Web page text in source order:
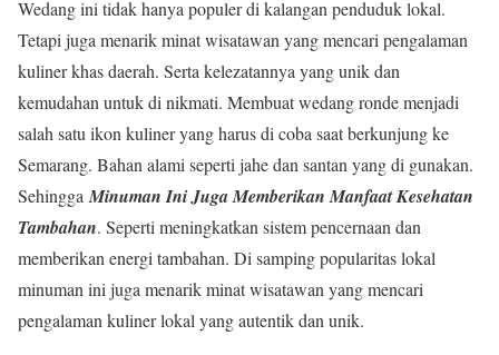
Wedang ini tidak hanya populer di kalangan penduduk lokal.
Tetapi juga menarik minat wisatawan yang mencari pengalaman
kuliner khas daerah. Serta kelezatannya yang unik dan
kemudahan untuk di nikmati. Membuat wedang ronde menjadi
salah satu ikon kuliner yang harus di coba saat berkunjung ke
Semarang. Bahan alami seperti jahe dan santan yang di gunakan.
Sehingga Minuman Ini Juga Memberikan Manfaat Kesehatan
Tambahan. Seperti meningkatkan sistem pencernaan dan
memberikan energi tambahan. Di samping popularitas lokal
minuman ini juga menarik minat wisatawan yang mencari
pengalaman kuliner lokal yang autentik dan unik.